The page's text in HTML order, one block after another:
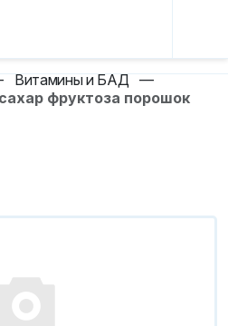
Витамины и БАД —
фруктоза порошок